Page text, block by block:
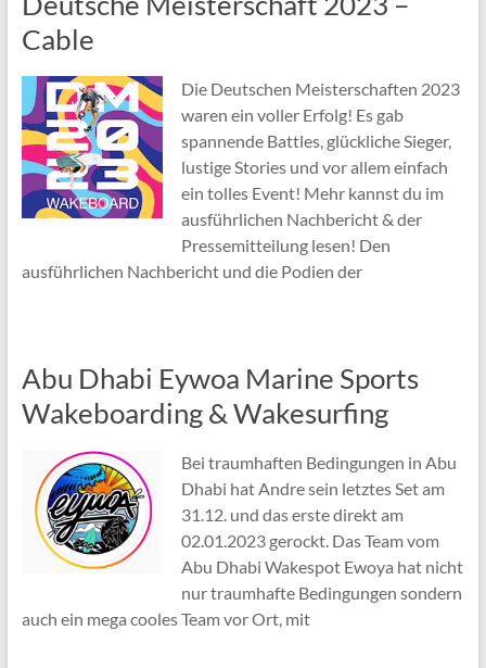
Cable
Die Deutschen Meisterschaften 2023
waren ein voller Erfolg! Es gab
spannende Battles, glückliche Sieger,
lustige Stories und vor allem einfach
ein tolles Event! Mehr kannst du im
ausführlichen Nachbericht & der
Pressemitteilung lesen! Den
ausführlichen Nachbericht und die Podien der
Abu Dhabi Eywoa Marine Sports
Wakeboarding & Wakesurfing
Bei traumhaften Bedingungen in Abu
Dhabi hat Andre sein letztes Set am
31.12. und das erste direkt am
02.01.2023 gerockt. Das Team vom
Abu Dhabi Wakespot Ewoya hat nicht
nur traumhafte Bedingungen sondern
auch ein mega cooles Team vor Ort, mit